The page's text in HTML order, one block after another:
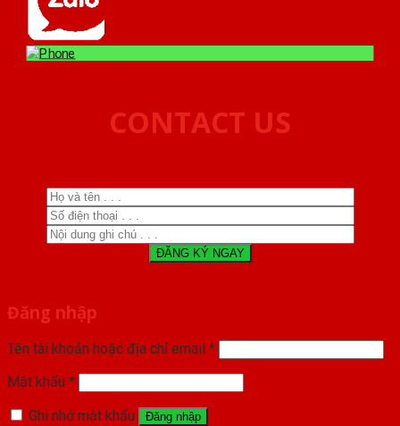
CONTACT US
Đăng nhập
Tên tài khoản hoặc địa chỉ email *
Mật khẩu *
Ghi nhớ mật khẩu
Đăng nhập